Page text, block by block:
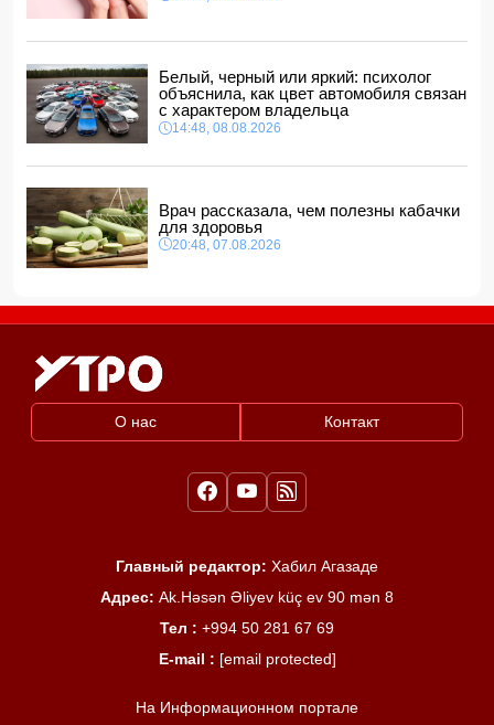
Белый, черный или яркий: психолог
объяснила, как цвет автомобиля связан
с характером владельца
14:48, 08.08.2026
Врач рассказала, чем полезны кабачки
для здоровья
20:48, 07.08.2026
О нас Контакт
Главный редактор: Хабил Агазаде
Адрес: Ak.Həsən Əliyev küç ev 90 mən 8
Тел : +994 50 281 67 69
E-mail : [email protected]
На Информационном портале